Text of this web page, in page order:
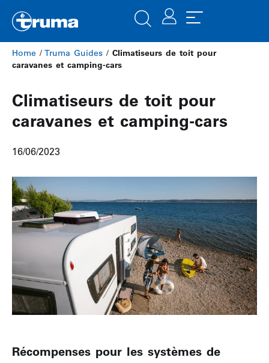
Home / Truma Guides / Climatiseurs de toit pour
caravanes et camping-cars
Climatiseurs de toit pour
caravanes et camping-cars
16/06/2023
Récompenses pour les systèmes de